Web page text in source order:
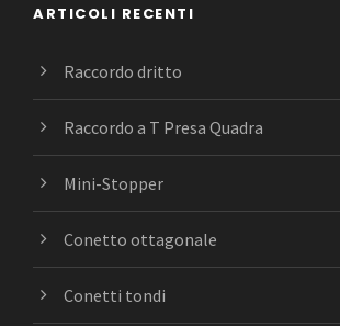
ARTICOLI RECENTI
Raccordo dritto
Raccordo a T Presa Quadra
Mini-Stopper
Conetto ottagonale
Conetti tondi